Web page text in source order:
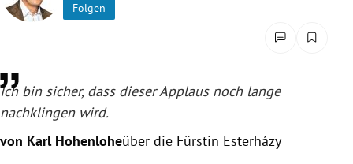
Untermenü
Untermenü
Untermenü
Folgen
Ich bin sicher, dass dieser Applaus noch lange
nachklingen wird.
von Karl Hohenloheüber die Fürstin Esterházy